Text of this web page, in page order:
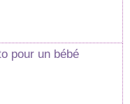
pour un bébé